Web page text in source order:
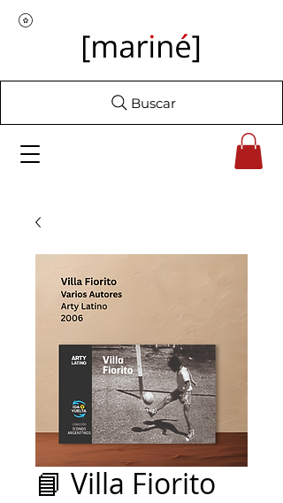
Buscar
📘 Villa Fiorito